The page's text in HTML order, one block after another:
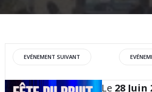
Post
navigation
EVÉNEMENT SUIVANT
Post
Le 28 Juin